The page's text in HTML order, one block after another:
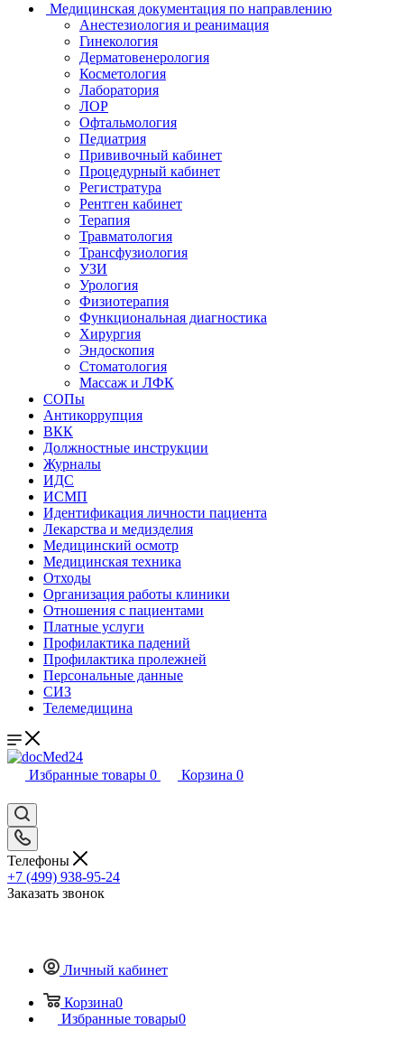
Медицинская документация по направлению
Анестезиология и реанимация
Гинекология
Дерматовенерология
Косметология
Лаборатория
ЛОР
Офтальмология
Педиатрия
Прививочный кабинет
Процедурный кабинет
Регистратура
Рентген кабинет
Терапия
Травматология
Трансфузиология
УЗИ
Урология
Физиотерапия
Функциональная диагностика
Хирургия
Эндоскопия
Стоматология
Массаж и ЛФК
СОПы
Антикоррупция
ВКК
Должностные инструкции
Журналы
ИДС
ИСМП
Идентификация личности пациента
Лекарства и медизделия
Медицинский осмотр
Медицинская техника
Отходы
Организация работы клиники
Отношения с пациентами
Платные услуги
Профилактика падений
Профилактика пролежней
Персональные данные
СИЗ
Телемедицина
Избранные товары 0 Корзина 0
Телефоны
+7 (499) 938-95-24
Заказать звонок
Личный кабинет
Корзина0
Избранные товары0